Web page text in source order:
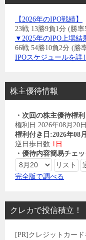
【2026年のIPO戦績】
23戦 13勝9負1分 (勝率
▼2025年のIPO上場結
66戦 54勝10負2分 (勝
IPOスケジュールを詳
株主優待情報
・次回の株主優待権
権利日:2026年08月20日
権利付き日:2026年08
逆日歩日数:1日
・優待内容簡易チェッ
完全版で調べる
クレカで投信積立！
[PR]クレジットカー